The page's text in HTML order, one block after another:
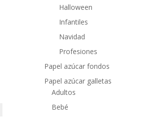
Halloween
Infantiles
Navidad
Profesiones
Papel azúcar fondos
Papel azúcar galletas
Adultos
Bebé